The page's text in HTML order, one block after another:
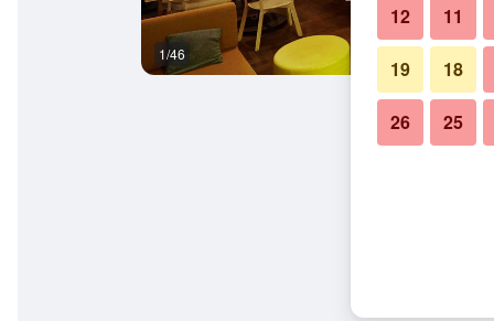
1/46
11
12
18
19
25
26